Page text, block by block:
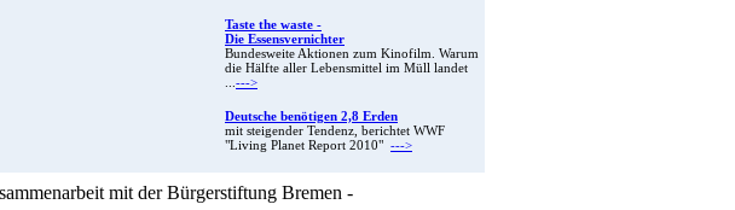
Taste the waste -
Die Essensvernichter
Bundesweite Aktionen zum Kinofilm. Warum
die Hälfte aller Lebensmittel im Müll landet
...--->
Deutsche benötigen 2,8 Erden
mit steigender Tendenz, berichtet WWF
"Living Planet Report 2010" --->
mit der Bürgerstiftung Bremen -